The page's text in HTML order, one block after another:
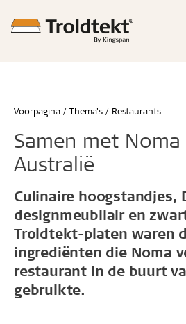
Voorpagina Thema's Restaurants
Samen met
Australië
Culinaire hoogstandjes,
designmeubilair en
Troldtekt-platen waren
ingrediënten die Noma
restaurant in de buurt
gebruikte.